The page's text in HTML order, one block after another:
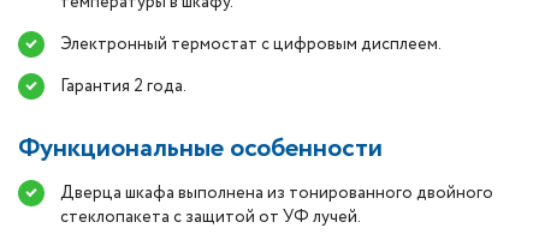
Электронный термостат с цифровым дисплеем.
Гарантия 2 года.
Функциональные особенности
Дверца шкафа выполнена из тонированного двойного
стеклопакета с защитой от УФ лучей.